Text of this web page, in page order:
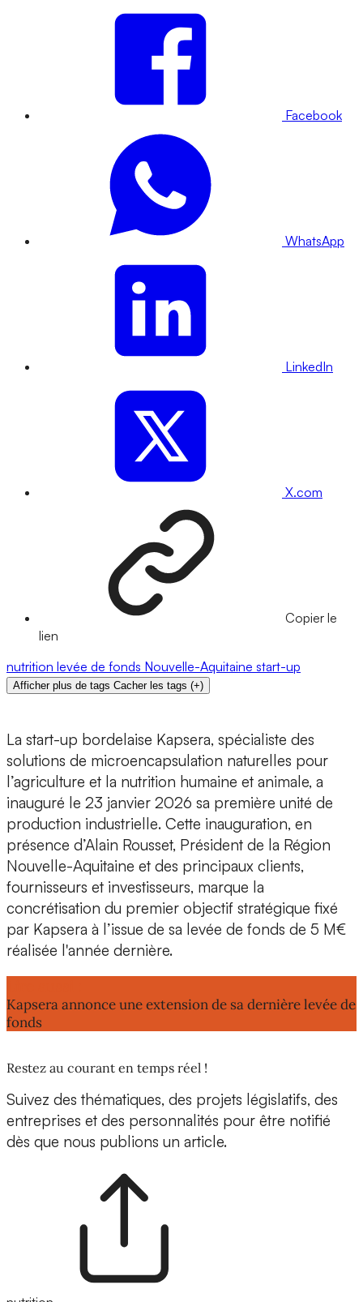
Facebook
WhatsApp
LinkedIn
X.com
Copier le
lien
nutrition levée de fonds Nouvelle-Aquitaine start-up
Afficher plus de tags Cacher les tags (+)
La start-up bordelaise Kapsera, spécialiste des
solutions de microencapsulation naturelles pour
l’agriculture et la nutrition humaine et animale, a
inauguré le 23 janvier 2026 sa première unité de
production industrielle. Cette inauguration, en
présence d’Alain Rousset, Président de la Région
Nouvelle-Aquitaine et des principaux clients,
fournisseurs et investisseurs, marque la
concrétisation du premier objectif stratégique fixé
par Kapsera à l’issue de sa levée de fonds de 5 M€
réalisée l'année dernière.
Kapsera annonce une extension de sa dernière levée de
fonds
Restez au courant en temps réel !
Suivez des thématiques, des projets législatifs, des
entreprises et des personnalités pour être notifié
dès que nous publions un article.